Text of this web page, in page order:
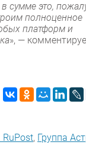
сумме это,
полноценное
платформ и
», —
RuPost, Группа